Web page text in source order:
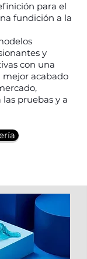
para el
fundición a la
y
con una
mejor acabado
pruebas y a